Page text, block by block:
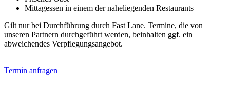
Mittagessen in einem der naheliegenden Restaurants
Gilt nur bei Durchführung durch Fast Lane. Termine, die von
unseren Partnern durchgeführt werden, beinhalten ggf. ein
abweichendes Verpflegungsangebot.
Termin anfragen